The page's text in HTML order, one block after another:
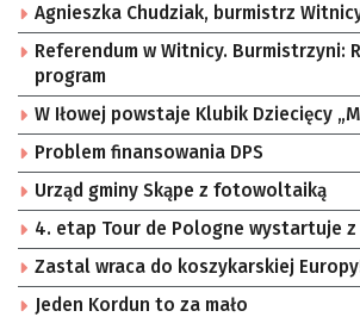
Agnieszka Chudziak, burmistrz
Referendum w Witnicy. Burmistrzyni:
program
W Iłowej powstaje Klubik Dziecięcy
Problem finansowania DPS
Urząd gminy Skąpe z fotowoltaiką
4. etap Tour de Pologne wystartuje z
Zastal wraca do koszykarskiej
Jeden Kordun to za mało